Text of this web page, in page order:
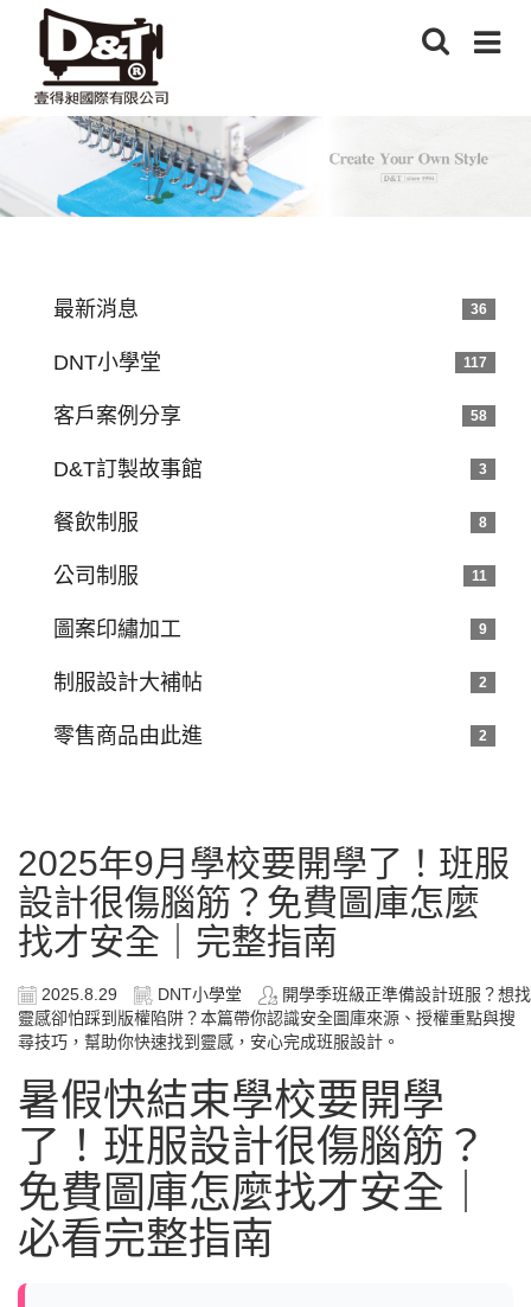
最新消息 36
DNT小學堂 117
客戶案例分享 58
D&T訂製故事館 3
餐飲制服 8
公司制服 11
圖案印繡加工 9
制服設計大補帖 2
零售商品由此進 2
2025年9月學校要開學了！班服
設計很傷腦筋？免費圖庫怎麼
找才安全｜完整指南
2025.8.29 DNT小學堂
開學季班級正準備設計班服？想找
靈感卻怕踩到版權陷阱？本篇帶你認識安全圖庫來源、授權重點與搜
尋技巧，幫助你快速找到靈感，安心完成班服設計。
暑假快結束學校要開學
了！班服設計很傷腦筋？
免費圖庫怎麼找才安全｜
必看完整指南